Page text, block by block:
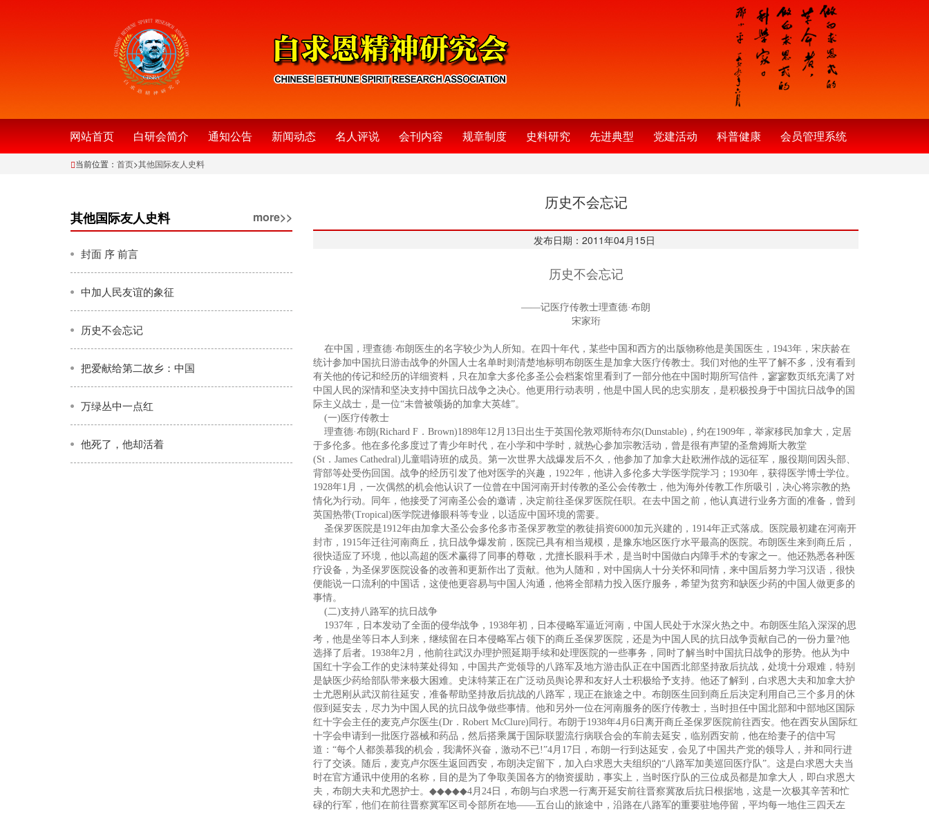
网站首页 白研会简介 通知公告 新闻动态 名人评说 会刊内容 规章制度 史料研究 先进典型 党建活动 科普健康 会员管理系统
当前位置： 首页>其他国际友人史料
其他国际友人史料 more>>
封面 序 前言
中加人民友谊的象征
历史不会忘记
把爱献给第二故乡：中国
万绿丛中一点红
他死了，他却活着
历史不会忘记
发布日期：2011年04月15日
历史不会忘记
——记医疗传教士理查德·布朗
宋家珩
在中国，理查德·布朗医生的名字较少为人所知。在四十年代，某些中国和西方的出版物称他是美国医生，1943年，宋庆龄在
统计参加中国抗日游击战争的外国人士名单时则清楚地标明布朗医生是加拿大医疗传教士。我们对他的生平了解不多，没有看到
有关他的传记和经历的详细资料，只在加拿大多伦多圣公会档案馆里看到了一部分他在中国时期所写信件，寥寥数页纸充满了对
中国人民的深情和坚决支持中国抗日战争之决心。他更用行动表明，他是中国人民的忠实朋友，是积极投身于中国抗日战争的国
际主义战士，是一位“未曾被颂扬的加拿大英雄”。
(一)医疗传教士
理查德·布朗(Richard F．Brown)1898年12月13日出生于英国伦敦邓斯特布尔(Dunstable)，约在1909年，举家移民加拿大，定居
于多伦多。他在多伦多度过了青少年时代，在小学和中学时，就热心参加宗教活动，曾是很有声望的圣詹姆斯大教堂
(St．James Cathedral)儿童唱诗班的成员。第一次世界大战爆发后不久，他参加了加拿大赴欧洲作战的远征军，服役期间因头部、
背部等处受伤回国。战争的经历引发了他对医学的兴趣，1922年，他讲入多伦多大学医学院学习；1930年，获得医学博士学位。
1928年1月，一次偶然的机会他认识了一位曾在中国河南开封传教的圣公会传教士，他为海外传教工作所吸引，决心将宗教的热
情化为行动。同年，他接受了河南圣公会的邀请，决定前往圣保罗医院任职。在去中国之前，他认真进行业务方面的准备，曾到
英国热带(Tropical)医学院进修眼科等专业，以适应中国环境的需要。
圣保罗医院是1912年由加拿大圣公会多伦多市圣保罗教堂的教徒捐资6000加元兴建的，1914年正式落成。医院最初建在河南开
封市，1915年迁往河南商丘，抗日战争爆发前，医院已具有相当规模，是豫东地区医疗水平最高的医院。布朗医生来到商丘后，
很快适应了环境，他以高超的医术赢得了同事的尊敬，尤擅长眼科手术，是当时中国做白内障手术的专家之一。他还熟悉各种医
疗设备，为圣保罗医院设备的改善和更新作出了贡献。他为人随和，对中国病人十分关怀和同情，来中国后努力学习汉语，很快
便能说一口流利的中国话，这使他更容易与中国人沟通，他将全部精力投入医疗服务，希望为贫穷和缺医少药的中国人做更多的
事情。
(二)支持八路军的抗日战争
1937年，日本发动了全面的侵华战争，1938年初，日本侵略军逼近河南，中国人民处于水深火热之中。布朗医生陷入深深的思
考，他是坐等日本人到来，继续留在日本侵略军占领下的商丘圣保罗医院，还是为中国人民的抗日战争贡献自己的一份力量?他
选择了后者。1938年2月，他前往武汉办理护照延期手续和处理医院的一些事务，同时了解当时中国抗日战争的形势。他从为中
国红十字会工作的史沫特莱处得知，中国共产党领导的八路军及地方游击队正在中国西北部坚持敌后抗战，处境十分艰难，特别
是缺医少药给部队带来极大困难。史沫特莱正在广泛动员舆论界和友好人士积极给予支持。他还了解到，白求恩大夫和加拿大护
士尤恩刚从武汉前往延安，准备帮助坚持敌后抗战的八路军，现正在旅途之中。布朗医生回到商丘后决定利用自己三个多月的休
假到延安去，尽力为中国人民的抗日战争做些事情。他和另外一位在河南服务的医疗传教士，当时担任中国北部和中部地区国际
红十字会主任的麦克卢尔医生(Dr．Robert McClure)同行。布朗于1938年4月6日离开商丘圣保罗医院前往西安。他在西安从国际红
十字会申请到一批医疗器械和药品，然后搭乘属于国际联盟流行病联合会的车前去延安，临别西安前，他在给妻子的信中写
道：“每个人都羡慕我的机会，我满怀兴奋，激动不已!”4月17日，布朗一行到达延安，会见了中国共产党的领导人，并和同行进
行了交谈。随后，麦克卢尔医生返回西安，布朗决定留下，加入白求恩大夫组织的“八路军加美巡回医疗队”。这是白求恩大夫当
时在官方通讯中使用的名称，目的是为了争取美国各方的物资援助，事实上，当时医疗队的三位成员都是加拿大人，即白求恩大
夫，布朗大夫和尤恩护士。 ◆◆◆◆◆4月24日，布朗与白求恩一行离开延安前往晋察冀敌后抗日根据地，这是一次极其辛苦和忙
碌的行军，他们在前往晋察冀军区司令部所在地——五台山的旅途中，沿路在八路军的重要驻地停留，平均每一地住三四天左